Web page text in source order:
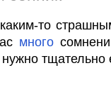
то
много
тщательно